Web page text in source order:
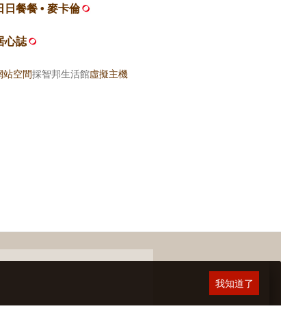
日餐餐 • 麥卡倫
心誌
站空間採智邦生活館虛擬主機
我知道了